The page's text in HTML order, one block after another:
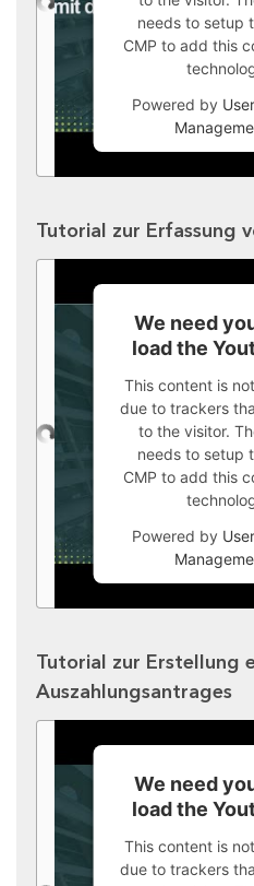
needs to setup
CMP to add this
Powered by
Tutorial zur Erfassung
We need
load the
This content is
due to trackers
to the visitor.
needs to setup
CMP to add this
Powered by
Tutorial zur Erstellung
Auszahlungsantrages
We need
load the
This content is
due to trackers